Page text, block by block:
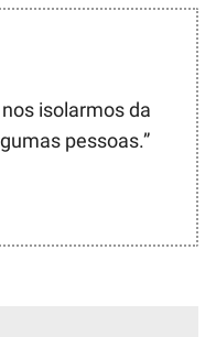
isolarmos da
pessoas.”